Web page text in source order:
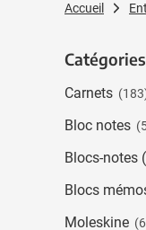
Articles
High-tech
Entreprises
Sports,
Accueil
Catégories
Catégories
Carnets
Bloc notes
Blocs-notes
Blocs
Moleskine